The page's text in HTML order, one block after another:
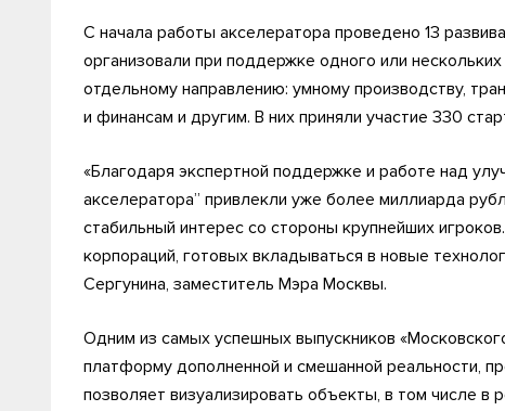
С начала работы акселератора проведено 13
организовали при поддержке одного или
отдельному направлению: умному производству,
и финансам и другим. В них приняли участие 330
«Благодаря экспертной поддержке и работе над
акселератора” привлекли уже более миллиарда
стабильный интерес со стороны крупнейших
корпораций, готовых вкладываться в новые
Сергунина, заместитель Мэра Москвы.
Одним из самых успешных выпускников
платформу дополненной и смешанной реальности,
позволяет визуализировать объекты, в том числе